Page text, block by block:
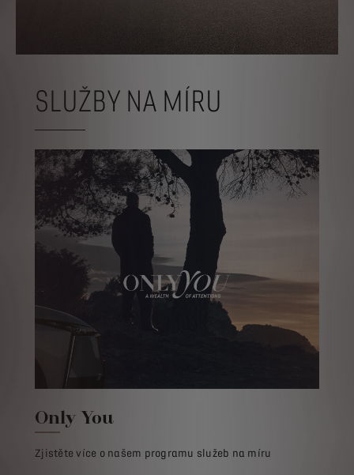
SLUŽBY NA MÍRU
Only You
Zjistěte více o našem programu služeb na míru